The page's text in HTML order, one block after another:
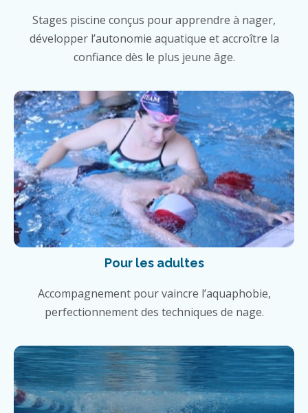
Stages piscine conçus pour apprendre à nager,
développer l’autonomie aquatique et accroître la
confiance dès le plus jeune âge.
Pour les adultes
Accompagnement pour vaincre l’aquaphobie,
perfectionnement des techniques de nage.